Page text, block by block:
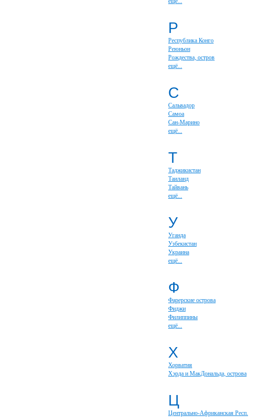
Р
Республика Конго
Реюньон
Рождества, остров
ещё...
С
Сальвадор
Самоа
Сан-Марино
ещё...
Т
Таджикистан
Таиланд
Тайвань
ещё...
У
Уганда
Узбекистан
Украина
ещё...
Ф
Фарерские острова
Фиджи
Филиппины
ещё...
Х
Хорватия
Хэрда и МакДональда, острова
Ц
Центрально-Африканская Респ.